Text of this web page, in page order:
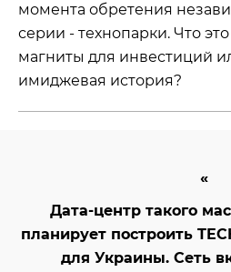
момента обретения
серии - технопарки. Что
магниты для инвестиций
имиджевая история?
Дата-центр такого
планирует построить
для Украины. Сеть